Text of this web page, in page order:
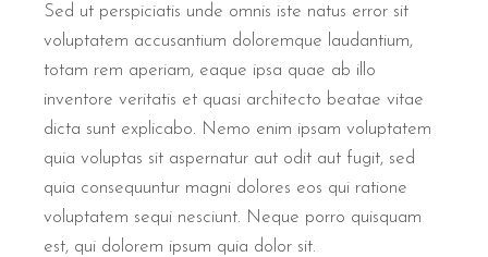
Sed ut perspiciatis unde omnis iste natus error sit
voluptatem accusantium doloremque laudantium,
totam rem aperiam, eaque ipsa quae ab illo
inventore veritatis et quasi architecto beatae vitae
dicta sunt explicabo. Nemo enim ipsam voluptatem
quia voluptas sit aspernatur aut odit aut fugit, sed
quia consequuntur magni dolores eos qui ratione
voluptatem sequi nesciunt. Neque porro quisquam
est, qui dolorem ipsum quia dolor sit.